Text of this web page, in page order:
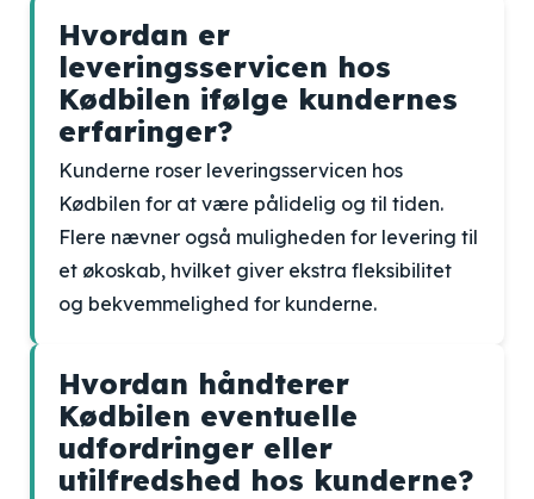
Hvordan er
leveringsservicen hos
Kødbilen ifølge kundernes
erfaringer?
Kunderne roser leveringsservicen hos
Kødbilen for at være pålidelig og til tiden.
Flere nævner også muligheden for levering til
et økoskab, hvilket giver ekstra fleksibilitet
og bekvemmelighed for kunderne.
Hvordan håndterer
Kødbilen eventuelle
udfordringer eller
utilfredshed hos kunderne?